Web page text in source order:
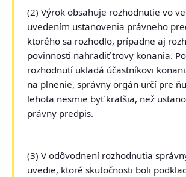
(2) Výrok obsahuje rozhodnutie vo
uvedením ustanovenia právneho
ktorého sa rozhodlo, prípadne aj
povinnosti nahradiť trovy konania.
rozhodnutí ukladá účastníkovi
na plnenie, správny orgán určí pre
lehota nesmie byť kratšia, než
právny predpis.
(3) V odôvodnení rozhodnutia
uvedie, ktoré skutočnosti boli